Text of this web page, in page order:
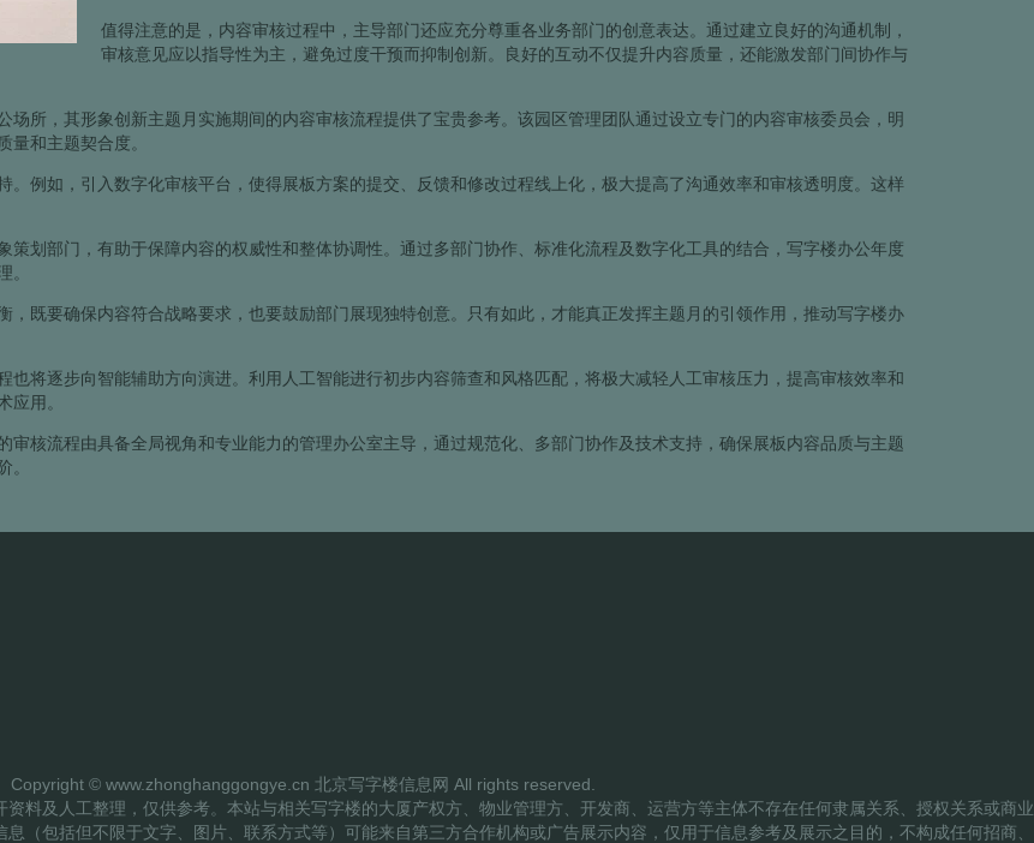
值得注意的是，内容审核过程中，主导部门还应充分尊重各业务部门的创意表达。通过建立良好的沟通机制，
审核意见应以指导性为主，避免过度干预而抑制创新。良好的互动不仅提升内容质量，还能激发部门间协作与
所，其形象创新主题月实施期间的内容审核流程提供了宝贵参考。该园区管理团队通过设立专门的内容审核委员会，明
和主题契合度。
例如，引入数字化审核平台，使得展板方案的提交、反馈和修改过程线上化，极大提高了沟通效率和审核透明度。这样
划部门，有助于保障内容的权威性和整体协调性。通过多部门协作、标准化流程及数字化工具的结合，写字楼办公年度
。
既要确保内容符合战略要求，也要鼓励部门展现独特创意。只有如此，才能真正发挥主题月的引领作用，推动写字楼办
将逐步向智能辅助方向演进。利用人工智能进行初步内容筛查和风格匹配，将极大减轻人工审核压力，提高审核效率和
应用。
核流程由具备全局视角和专业能力的管理办公室主导，通过规范化、多部门协作及技术支持，确保展板内容品质与主题
。
Copyright © www.zhonghanggongye.cn 北京写字楼信息网 All rights reserved.
料及人工整理，仅供参考。本站与相关写字楼的大厦产权方、物业管理方、开发商、运营方等主体不存在任何隶属关系、授权关系或商业
（包括但不限于文字、图片、联系方式等）可能来自第三方合作机构或广告展示内容，仅用于信息参考及展示之目的，不构成任何招商、